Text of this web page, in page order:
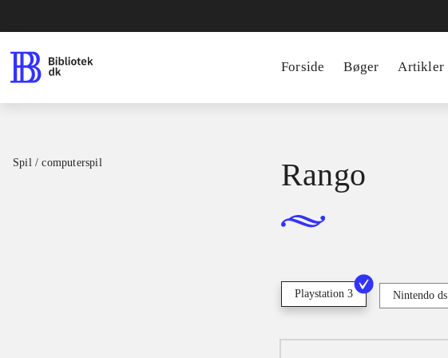
Forside Bøger Artikler
Spil / computerspil Rango
Playstation 3 Nintendo ds